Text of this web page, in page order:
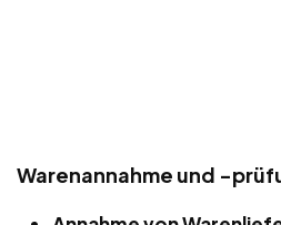
Warenannahme und -